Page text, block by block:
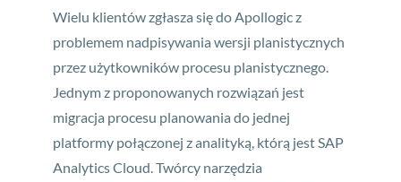
Wielu klientów zgłasza się do Apollogic z
problemem nadpisywania wersji planistycznych
przez użytkowników procesu planistycznego.
Jednym z proponowanych rozwiązań jest
migracja procesu planowania do jednej
platformy połączonej z analityką, którą jest SAP
Analytics Cloud. Twórcy narzędzia